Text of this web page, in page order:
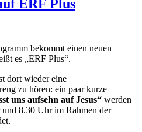
ERF Plus
bekommt einen neuen
es „ERF Plus“.
dort wieder eine
zu hören: ein paar kurze
uns aufsehn auf Jesus“ werden
8.30 Uhr im Rahmen der